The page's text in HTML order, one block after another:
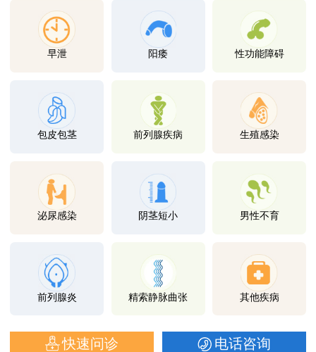
早泄 阳痿 性功能障碍
包皮包茎 前列腺疾病 生殖感染
泌尿感染 阴茎短小 男性不育
前列腺炎 精索静脉曲张 其他疾病
快速问诊 电话咨询